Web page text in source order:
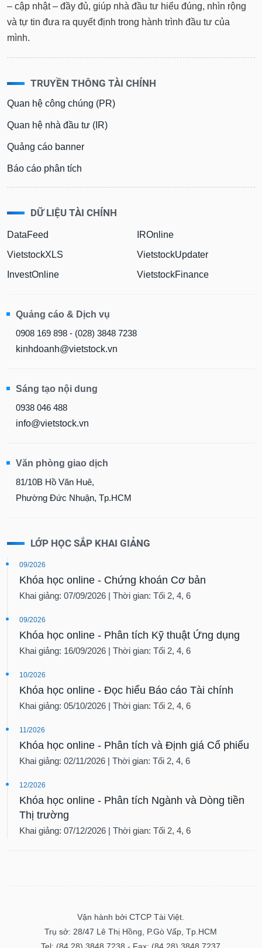
– cập nhật – đầy đủ, giúp nhà đầu tư hiểu đúng, nhìn rộng
và tự tin đưa ra quyết định trong hành trình đầu tư của
mình.
TRUYỀN THÔNG TÀI CHÍNH
Quan hệ công chúng (PR)
Quan hệ nhà đầu tư (IR)
Quảng cáo banner
Báo cáo phân tích
DỮ LIỆU TÀI CHÍNH
DataFeed
VietstockXLS
InvestOnline
IROnline
VietstockUpdater
VietstockFinance
Quảng cáo & Dịch vụ
0908 169 898 - (028) 3848 7238
kinhdoanh@vietstock.vn
Sáng tạo nội dung
0938 046 488
info@vietstock.vn
Văn phòng giao dịch
81/10B Hồ Văn Huê,
Phường Đức Nhuận, Tp.HCM
LỚP HỌC SẮP KHAI GIẢNG
09/2026
Khóa học online - Chứng khoán Cơ bản
Khai giảng: 07/09/2026 | Thời gian: Tối 2, 4, 6
09/2026
Khóa học online - Phân tích Kỹ thuật Ứng dụng
Khai giảng: 16/09/2026 | Thời gian: Tối 2, 4, 6
10/2026
Khóa học online - Đọc hiểu Báo cáo Tài chính
Khai giảng: 05/10/2026 | Thời gian: Tối 2, 4, 6
11/2026
Khóa học online - Phân tích và Định giá Cổ phiếu
Khai giảng: 02/11/2026 | Thời gian: Tối 2, 4, 6
12/2026
Khóa học online - Phân tích Ngành và Dòng tiền
Thị trường
Khai giảng: 07/12/2026 | Thời gian: Tối 2, 4, 6
Vận hành bởi CTCP Tài Việt.
Trụ sở: 28/47 Lê Thị Hồng, P.Gò Vấp, Tp.HCM
Tel: (84.28) 3848 7238 - Fax: (84.28) 3848 7237